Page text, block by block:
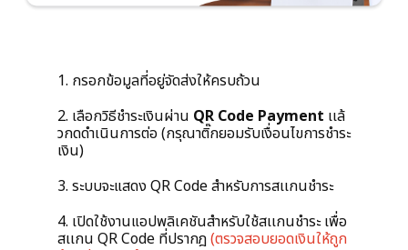
1. กรอกข้อมูลที่อยู่จัดส่งให้ครบถ้วน
2. เลือกวิธีชำระเงินผ่าน QR Code Payment เเล้
วกดดำเนินการต่อ (กรุณาติ๊กยอมรับเงื่อนไขการชำระ
เงิน)
3. ระบบจะแสดง QR Code สำหรับการสเเกนชำระ
4. เปิดใช้งานแอปพลิเคชันสำหรับใช้สเเกนชำระ เพื่อ
สเเกน QR Code ที่ปรากฎ(ตรวจสอบยอดเงินให้ถูก